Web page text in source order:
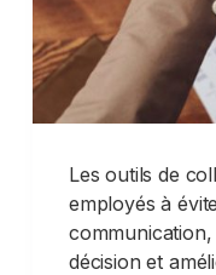
Les outils de
employés à
décision et